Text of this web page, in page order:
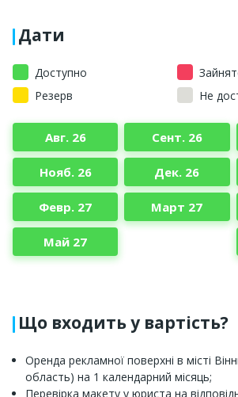
Дати
Доступно
Резерв
Не
Авг. 26 Сент. 26
Нояб. 26 Дек. 26
Февр. 27 Март 27
Май 27
Що входить у вартість?
Оренда рекламної поверхні в місті
область) на 1 календарний місяць;
Перевірка макету у юриста на